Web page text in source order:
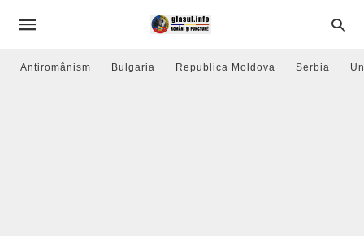
Antiromânism Bulgaria Republica Moldova Serbia